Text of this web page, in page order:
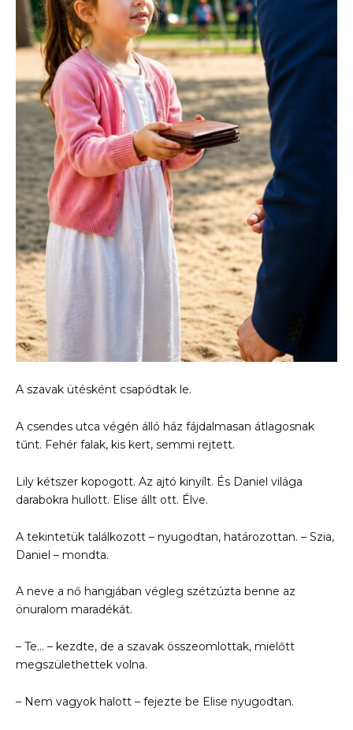
A szavak ütésként csapódtak le.
A csendes utca végén álló ház fájdalmasan átlagosnak
tűnt. Fehér falak, kis kert, semmi rejtett.
Lily kétszer kopogott. Az ajtó kinyílt. És Daniel világa
darabokra hullott. Elise állt ott. Élve.
A tekintetük találkozott – nyugodtan, határozottan. – Szia,
Daniel – mondta.
A neve a nő hangjában végleg szétzúzta benne az
önuralom maradékát.
– Te… – kezdte, de a szavak összeomlottak, mielőtt
megszülethettek volna.
– Nem vagyok halott – fejezte be Elise nyugodtan.